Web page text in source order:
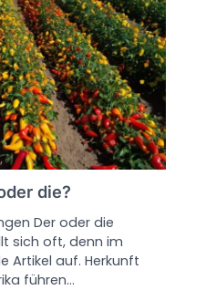
die?
Der oder die
sich oft, denn im
Artikel auf. Herkunft
führen…